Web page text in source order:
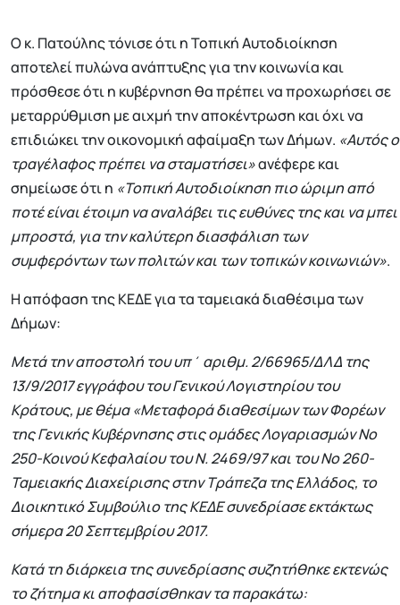
Ο κ. Πατούλης τόνισε ότι η Τοπική Αυτοδιοίκηση
αποτελεί πυλώνα ανάπτυξης για την κοινωνία και
πρόσθεσε ότι η κυβέρνηση θα πρέπει να προχωρήσει σε
μεταρρύθμιση με αιχμή την αποκέντρωση και όχι να
επιδιώκει την οικονομική αφαίμαξη των Δήμων. «Αυτός ο
τραγέλαφος πρέπει να σταματήσει»ανέφερε και
σημείωσε ότι η «Τοπική Αυτοδιοίκηση πιο ώριμη από
ποτέ είναι έτοιμη να αναλάβει τις ευθύνες της και να μπει
μπροστά, για την καλύτερη διασφάλιση των
συμφερόντων των πολιτών και των τοπικών κοινωνιών».
Η απόφαση της ΚΕΔΕ για τα ταμειακά διαθέσιμα των
Δήμων:
Μετά την αποστολή του υπ΄ αριθμ. 2/66965/ΔΛΔ της
13/9/2017 εγγράφου του Γενικού Λογιστηρίου του
Κράτους, με θέμα «Μεταφορά διαθεσίμων των Φορέων
της Γενικής Κυβέρνησης στις ομάδες Λογαριασμών Νο
250-Κοινού Κεφαλαίου του Ν. 2469/97 και του Νο 260-
Ταμειακής Διαχείρισης στην Τράπεζα της Ελλάδος, το
Διοικητικό Συμβούλιο της ΚΕΔΕ συνεδρίασε εκτάκτως
σήμερα 20 Σεπτεμβρίου 2017.
Κατά τη διάρκεια της συνεδρίασης συζητήθηκε εκτενώς
το ζήτημα κι αποφασίσθηκαν τα παρακάτω: